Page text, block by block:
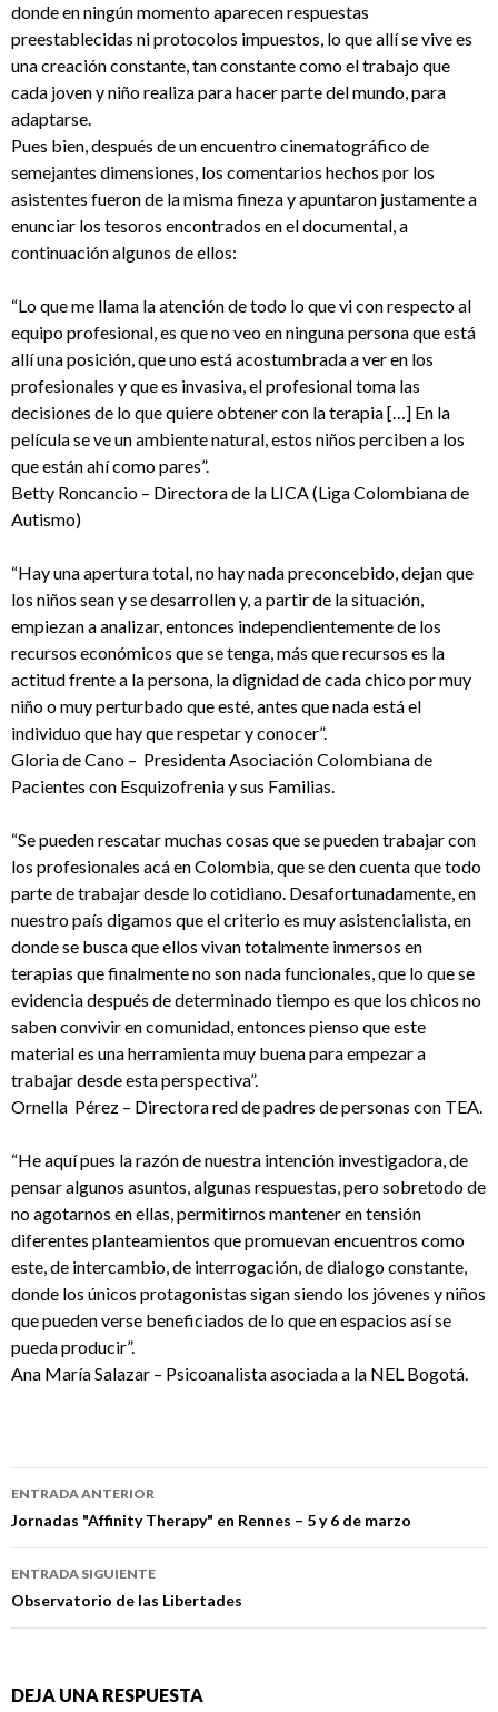
donde en ningún momento aparecen respuestas
preestablecidas ni protocolos impuestos, lo que allí se vive es
una creación constante, tan constante como el trabajo que
cada joven y niño realiza para hacer parte del mundo, para
adaptarse.
Pues bien, después de un encuentro cinematográfico de
semejantes dimensiones, los comentarios hechos por los
asistentes fueron de la misma fineza y apuntaron justamente a
enunciar los tesoros encontrados en el documental, a
continuación algunos de ellos:
“Lo que me llama la atención de todo lo que vi con respecto al
equipo profesional, es que no veo en ninguna persona que está
allí una posición, que uno está acostumbrada a ver en los
profesionales y que es invasiva, el profesional toma las
decisiones de lo que quiere obtener con la terapia […] En la
película se ve un ambiente natural, estos niños perciben a los
que están ahí como pares”.
Betty Roncancio – Directora de la LICA (Liga Colombiana de
Autismo)
“Hay una apertura total, no hay nada preconcebido, dejan que
los niños sean y se desarrollen y, a partir de la situación,
empiezan a analizar, entonces independientemente de los
recursos económicos que se tenga, más que recursos es la
actitud frente a la persona, la dignidad de cada chico por muy
niño o muy perturbado que esté, antes que nada está el
individuo que hay que respetar y conocer”.
Gloria de Cano – Presidenta Asociación Colombiana de
Pacientes con Esquizofrenia y sus Familias.
“Se pueden rescatar muchas cosas que se pueden trabajar con
los profesionales acá en Colombia, que se den cuenta que todo
parte de trabajar desde lo cotidiano. Desafortunadamente, en
nuestro país digamos que el criterio es muy asistencialista, en
donde se busca que ellos vivan totalmente inmersos en
terapias que finalmente no son nada funcionales, que lo que se
evidencia después de determinado tiempo es que los chicos no
saben convivir en comunidad, entonces pienso que este
material es una herramienta muy buena para empezar a
trabajar desde esta perspectiva”.
Ornella Pérez – Directora red de padres de personas con TEA.
“He aquí pues la razón de nuestra intención investigadora, de
pensar algunos asuntos, algunas respuestas, pero sobretodo de
no agotarnos en ellas, permitirnos mantener en tensión
diferentes planteamientos que promuevan encuentros como
este, de intercambio, de interrogación, de dialogo constante,
donde los únicos protagonistas sigan siendo los jóvenes y niños
que pueden verse beneficiados de lo que en espacios así se
pueda producir”.
Ana María Salazar – Psicoanalista asociada a la NEL Bogotá.
Navegación
de
entradas
ENTRADA ANTERIOR
Jornadas "Affinity Therapy" en Rennes – 5 y 6 de marzo
ENTRADA SIGUIENTE
Observatorio de las Libertades
DEJA UNA RESPUESTA